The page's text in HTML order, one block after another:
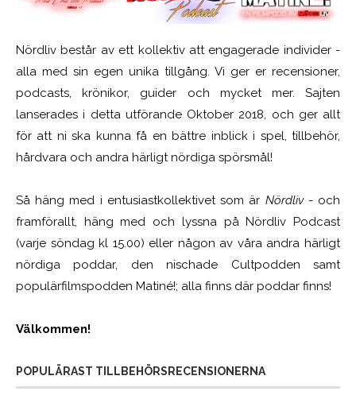
Nördliv består av ett kollektiv att engagerade individer -
alla med sin egen unika tillgång. Vi ger er recensioner,
podcasts, krönikor, guider och mycket mer. Sajten
lanserades i detta utförande Oktober 2018, och ger allt
för att ni ska kunna få en bättre inblick i spel, tillbehör,
hårdvara och andra härligt nördiga spörsmål!
Så häng med i entusiastkollektivet som är Nördliv- och
framförallt, häng med och lyssna på Nördliv Podcast
(varje söndag kl 15.00) eller någon av våra andra härligt
nördiga poddar, den nischade Cultpodden samt
populärfilmspodden Matiné!; alla finns där poddar finns!
Välkommen!
POPULÄRAST TILLBEHÖRSRECENSIONERNA